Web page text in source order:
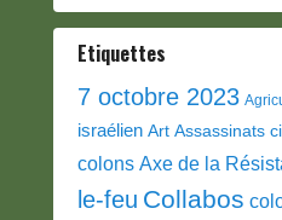
Etiquettes
7 octobre 2023
israélien Art Assassinats
colons Axe de la
le-feu Collabos